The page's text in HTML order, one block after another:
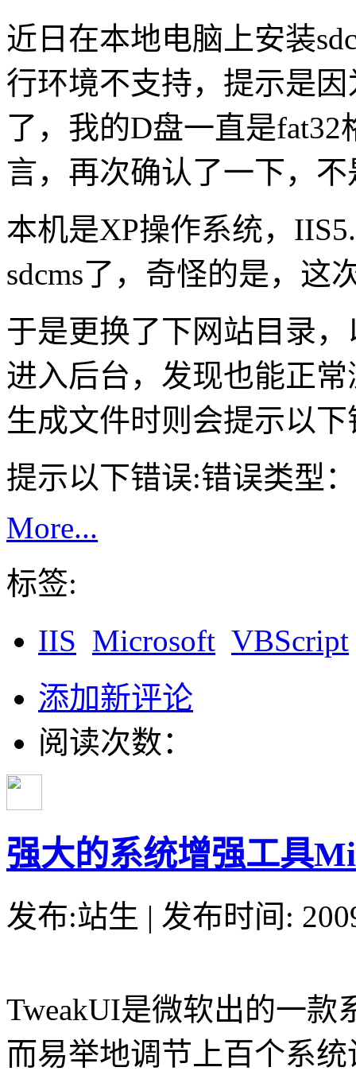
近日在本地电脑上安装
行环境不支持，提示是
了，我的D盘一直是
言，再次确认了一下，
本机是XP操作系统，
sdcms了，奇怪的是，这
于是更换了下网站目录
进入后台，发现也能正
生成文件时则会提示以下
提示以下错误:错误类型：
More...
标签:
IIS Microsoft VBScript
添加新评论
阅读次数：
强大的系统增强工具
发布:站生 | 发布时间:
TweakUI是微软出的一
而易举地调节上百个系